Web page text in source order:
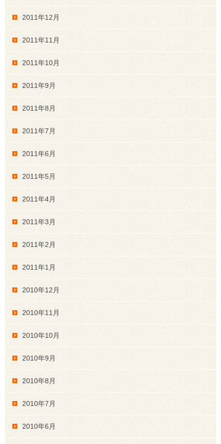
2011年12月
2011年11月
2011年10月
2011年9月
2011年8月
2011年7月
2011年6月
2011年5月
2011年4月
2011年3月
2011年2月
2011年1月
2010年12月
2010年11月
2010年10月
2010年9月
2010年8月
2010年7月
2010年6月